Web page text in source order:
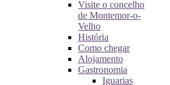
Visite o concelho
de Montemor-o-
Velho
História
Como chegar
Alojamento
Gastronomia
Iguarias